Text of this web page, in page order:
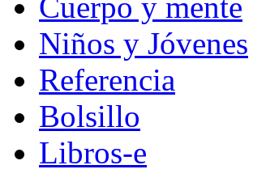
Cuerpo y mente
Niños y Jóvenes
Referencia
Bolsillo
Libros-e